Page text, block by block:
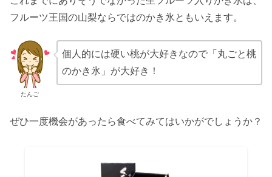
フルーツ王国の山梨ならではのかき氷ともいえます。
たんご
個人的には硬い桃が大好きなので「丸ごと桃
のかき氷」が大好き！
ぜひ一度機会があったら食べてみてはいかがでしょうか？